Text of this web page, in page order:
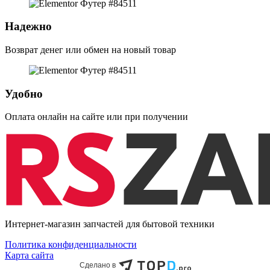
Надежно
Возврат денег или обмен на новый товар
Удобно
Оплата онлайн на сайте или при получении
Интернет-магазин запчастей для бытовой техники
Политика конфиденциальности
Карта сайта
Сделано в